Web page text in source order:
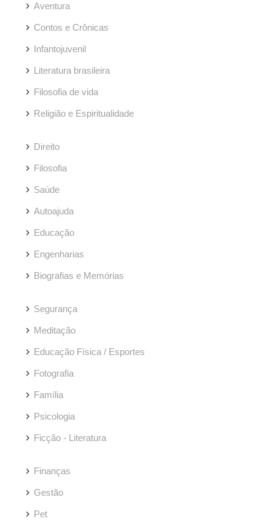
Aventura
Contos e Crônicas
Infantojuvenil
Literatura brasileira
Filosofia de vida
Religião e Espiritualidade
Direito
Filosofia
Saúde
Autoajuda
Educação
Engenharias
Biografias e Memórias
Segurança
Meditação
Educação Física / Esportes
Fotografia
Família
Psicologia
Ficção - Literatura
Finanças
Gestão
Pet